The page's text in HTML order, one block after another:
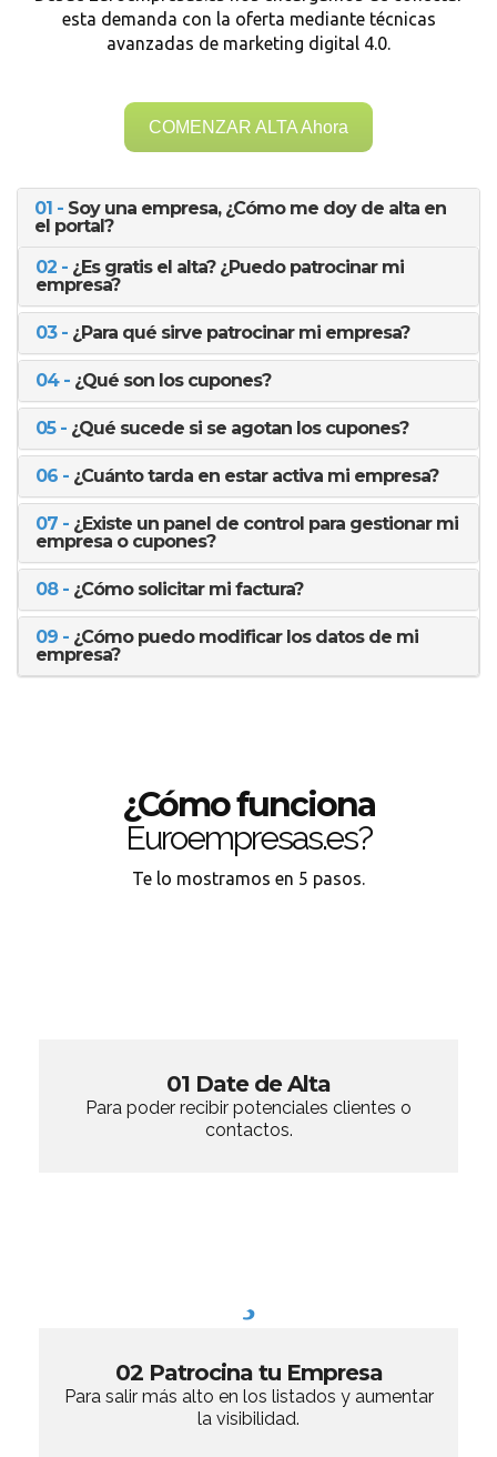
esta demanda con la oferta mediante técnicas
avanzadas de marketing digital 4.0.
COMENZAR ALTA Ahora
01 - Soy una empresa, ¿Cómo me doy de alta en
el portal?
02 - ¿Es gratis el alta? ¿Puedo patrocinar mi
empresa?
03 - ¿Para qué sirve patrocinar mi empresa?
04 - ¿Qué son los cupones?
05 - ¿Qué sucede si se agotan los cupones?
06 - ¿Cuánto tarda en estar activa mi empresa?
07 - ¿Existe un panel de control para gestionar mi
empresa o cupones?
08 - ¿Cómo solicitar mi factura?
09 - ¿Cómo puedo modificar los datos de mi
empresa?
¿Cómo funciona
Euroempresas.es?
Te lo mostramos en 5 pasos.
01 Date de Alta
Para poder recibir potenciales clientes o
contactos.
02 Patrocina tu Empresa
Para salir más alto en los listados y aumentar
la visibilidad.